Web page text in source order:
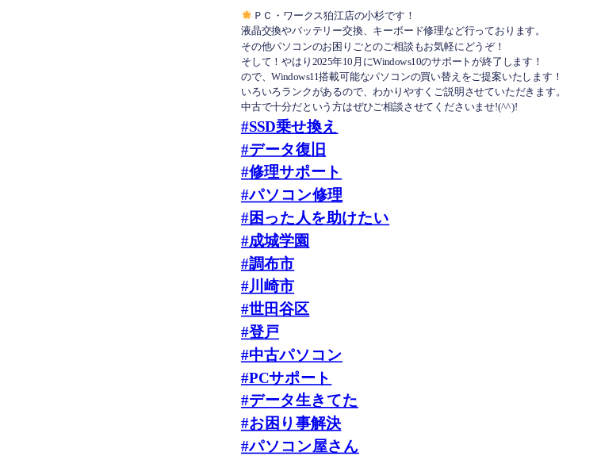
ＰＣ・ワークス狛江店の小杉です！
液晶交換やバッテリー交換、キーボード修理など行っております。
その他パソコンのお困りごとのご相談もお気軽にどうぞ！
そして！やはり2025年10月にWindows10のサポートが終了します！
ので、Windows11搭載可能なパソコンの買い替えをご提案いたします！
いろいろランクがあるので、わかりやすくご説明させていただきます。
中古で十分だという方はぜひご相談させてくださいませ!(^^)!
#SSD乗せ換え
#データ復旧
#修理サポート
#パソコン修理
#困った人を助けたい
#成城学園
#調布市
#川崎市
#世田谷区
#登戸
#中古パソコン
#PCサポート
#データ生きてた
#お困り事解決
#パソコン屋さん